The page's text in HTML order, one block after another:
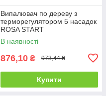
Випалювач по дереву з
терморегулятором 5 насадок
ROSA START
В наявності
876,10 ₴ 973,44 ₴
Купити